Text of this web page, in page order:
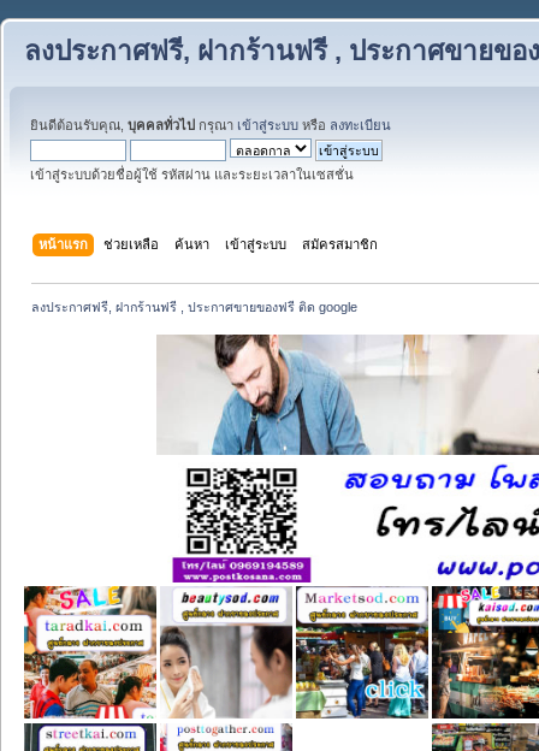
ลงประกาศฟรี, ฝากร้านฟรี , ประกาศขายขอ
ยินดีต้อนรับคุณ, บุคคลทั่วไป กรุณา เข้าสู่ระบบ หรือ ลงทะเบียน
เข้าสู่ระบบด้วยชื่อผู้ใช้ รหัสผ่าน และระยะเวลาในเซสชั่น
หน้าแรก ช่วยเหลือ ค้นหา เข้าสู่ระบบ สมัครสมาชิก
ลงประกาศฟรี, ฝากร้านฟรี , ประกาศขายของฟรี ติด google